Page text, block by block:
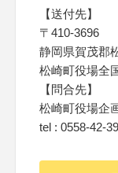
【送付先】
〒410-3696
静岡県賀茂郡
松崎町役場全
【問合先】
松崎町役場企
tel : 0558-42-